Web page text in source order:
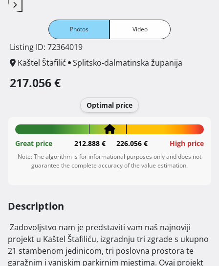
Photos Video
Listing ID: 72364019
Kaštel Štafilić
Splitsko-dalmatinska županija
217.056 €
Optimal price
Great price 212.888 € 226.056 € High price
Note: The algorithm is for informational purposes only and does not
guarantee the complete accuracy of the value estimation.
Description
projekt u Kaštel Štafiliću, izgradnju tri zgrade s ukupno
21 stambenom jedinicom, tri poslovna prostora te
garažnim i vanjskim parkirnim mjestima. Ovaj projekt